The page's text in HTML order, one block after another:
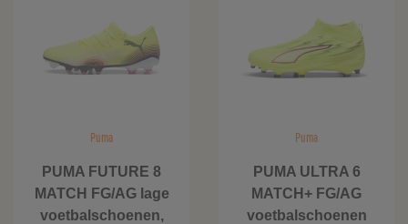
Puma
PUMA FUTURE 8
MATCH FG/AG lage
voetbalschoenen,
Puma
PUMA ULTRA 6
MATCH+ FG/AG
voetbalschoenen